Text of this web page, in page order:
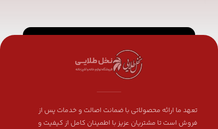
تعهد ما ارائه محصولاتی با ضمانت اصالت و خدمات پس از
فروش است تا مشتریان عزیز با اطمینان کامل از کیفیت و